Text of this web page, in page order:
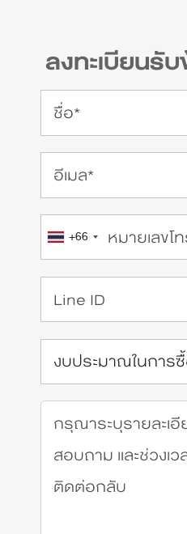
ลงทะเบียนรั
+66